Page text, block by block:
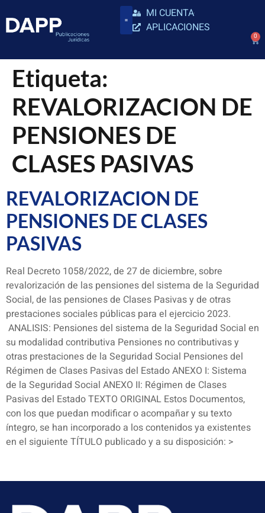
MI CUENTA
APLICACIONES
0
Etiqueta:
REVALORIZACION DE
PENSIONES DE
CLASES PASIVAS
REVALORIZACION DE
PENSIONES DE CLASES
PASIVAS
Real Decreto 1058/2022, de 27 de diciembre, sobre
revalorización de las pensiones del sistema de la Seguridad
Social, de las pensiones de Clases Pasivas y de otras
prestaciones sociales públicas para el ejercicio 2023.
ANALISIS: Pensiones del sistema de la Seguridad Social en
su modalidad contributiva Pensiones no contributivas y
otras prestaciones de la Seguridad Social Pensiones del
Régimen de Clases Pasivas del Estado ANEXO I: Sistema
de la Seguridad Social ANEXO II: Régimen de Clases
Pasivas del Estado TEXTO ORIGINAL Estos Documentos,
con los que puedan modificar o acompañar y su texto
íntegro, se han incorporado a los contenidos ya existentes
en el siguiente TÍTULO publicado y a su disposición: >